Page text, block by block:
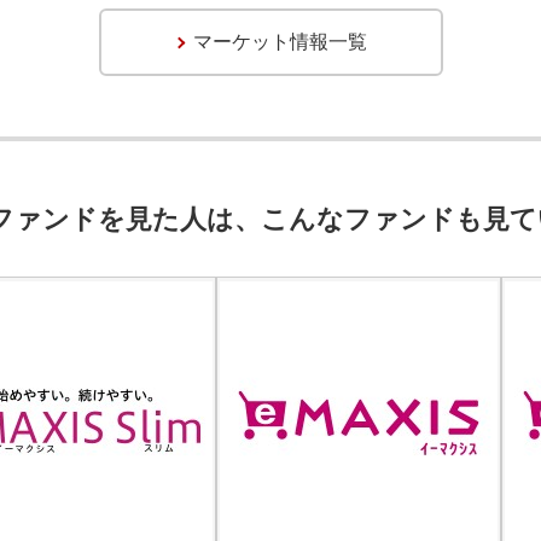
マーケット情報一覧
ァンドを見た人は、こんなファンドも見